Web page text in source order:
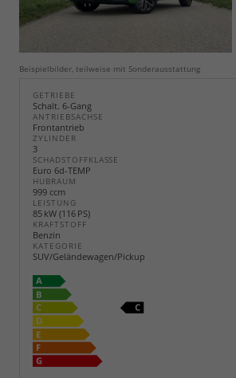
Beispielbilder, teilweise mit Sonderausstattung
GETRIEBE
Schalt. 6-Gang
ANTRIEBSACHSE
Frontantrieb
ZYLINDER
3
SCHADSTOFFKLASSE
Euro 6d-TEMP
HUBRAUM
999 ccm
LEISTUNG
85 kW (116 PS)
KRAFTSTOFF
Benzin
KATEGORIE
SUV/Geländewagen/Pickup